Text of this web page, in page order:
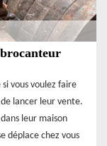
vous voulez faire
lancer leur vente.
leur maison
déplace chez vous